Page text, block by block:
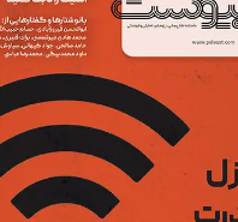
مینا پاکدل
یسنا امان‌پور
تحریریه